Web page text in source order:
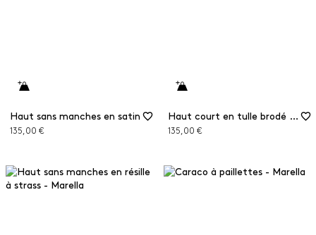
Haut sans manches en satin
135,00 €
Haut court en tulle brodé de paillettes
135,00 €